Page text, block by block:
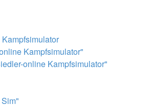
Kampfsimulator"
online Kampfsimulator"